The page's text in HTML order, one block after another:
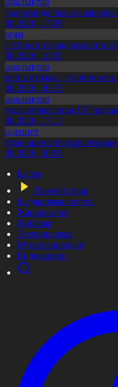
балық
17:09
еті мен тауық
10:05
отбасы – тәрбие мен
20:19
облысында 157
17:11
архивтің
20:03
Басты
Тікелей эфир
Бағдарлама кестесі
Жаңалықтар
Жобалар
Телехикаялар
Мультсериалдар
Видеоархив